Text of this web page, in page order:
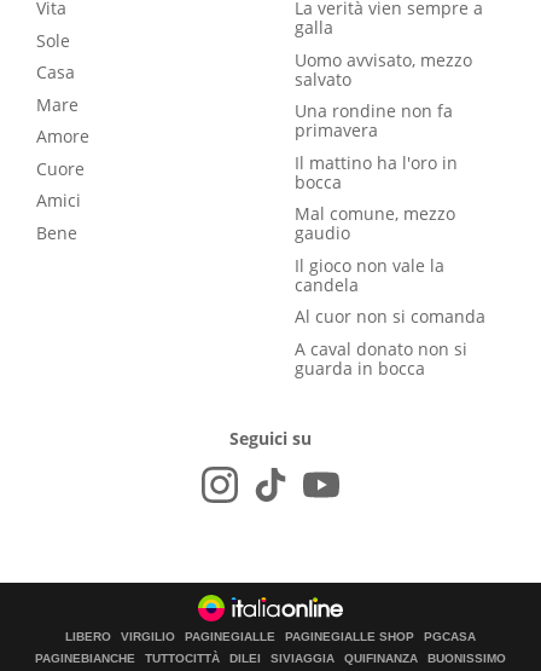
Vita
Sole
Casa
Mare
Amore
Cuore
Amici
Bene
La verità vien sempre a
galla
Uomo avvisato, mezzo
salvato
Una rondine non fa
primavera
Il mattino ha l'oro in
bocca
Mal comune, mezzo
gaudio
Il gioco non vale la
candela
Al cuor non si comanda
A caval donato non si
guarda in bocca
Seguici su
LIBERO VIRGILIO PAGINEGIALLE PAGINEGIALLE SHOP
PGCASA
PAGINEBIANCHE
TUTTOCITTÀ DILEI SIVIAGGIA QUIFINANZA BUONISSIMO